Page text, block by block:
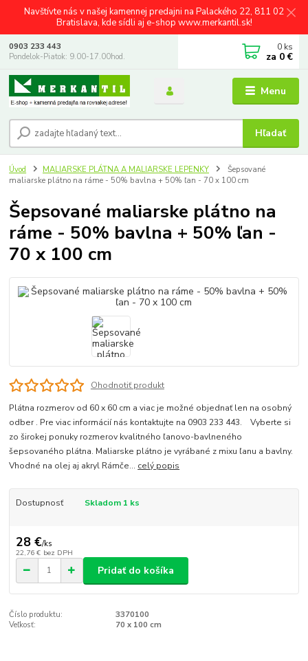
Navštívte nás v našej kamennej predajni na Palackého 22, 811 02
Bratislava, kde sídli aj e-shop www.merkantil.sk!
Menu
Hľadať
0903 233 443
Pondelok-Piatok: 9.00-17.00hod.
0 ks
za 0 €
Úvod MALIARSKE PLÁTNA A MALIARSKE LEPENKY
Šepsované
maliarske plátno na ráme - 50% bavlna + 50% ľan - 70 x 100 cm
Šepsované maliarske plátno na
ráme - 50% bavlna + 50% ľan -
70 x 100 cm
Ohodnotiť produkt
Plátna rozmerov od 60 x 60 cm a viac je možné objednať len na osobný
odber . Pre viac informácií nás kontaktujte na 0903 233 443. Vyberte si
zo širokej ponuky rozmerov kvalitného ľanovo-bavlneného
šepsovaného plátna. Maliarske plátno je vyrábané z mixu ľanu a bavlny.
Vhodné na olej aj akryl Rámče... celý popis
Dostupnosť Skladom 1 ks
28 €/ks
22,76 € bez DPH
Pridať do košíka
Číslo produktu:
3370100
Veľkosť:
70 x 100 cm